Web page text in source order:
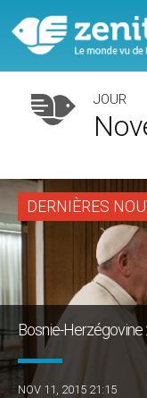
JOUR
DERNIÈRES
Bosnie-Herzégovine
NOV 11, 2015 21:15